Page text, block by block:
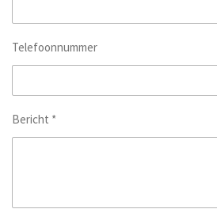
Telefoonnummer
Bericht *